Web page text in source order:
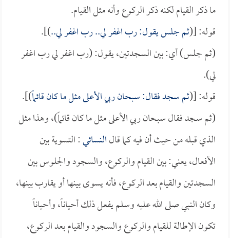
ما ذكر القيام لكنه ذكر الركوع وأنه مثل القيام.
قوله: [(ثم جلس يقول: رب اغفر لي.. رب اغفر لي..)].
(ثم جلس) أي: بين السجدتين، يقول: (رب اغفر لي رب اغفر
لي).
قوله: [(ثم سجد فقال: سبحان ربي الأعلى مثل ما كان قائماً)].
(ثم سجد فقال سبحان ربي الأعلى مثل ما كان قائماً)، وهذا مثل
الذي قبله من حيث أن فيه كما قالالنسائي: التسوية بين
الأفعال، يعني: بين القيام والركوع، والسجود والجلوس بين
السجدتين والقيام بعد الركوع، فأنه يسوى بينها أو يقارب بينها،
وكان النبي صلى الله عليه وسلم يفعل ذلك أحياناً، وأحياناً
تكون الإطالة للقيام والركوع والسجود والقيام بعد الركوع،